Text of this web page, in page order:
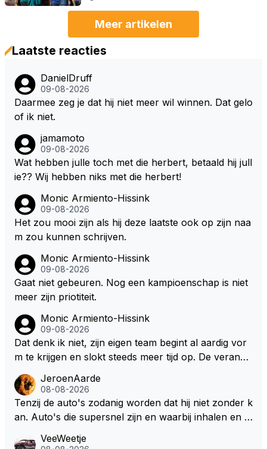
Meer artikelen
Laatste reacties
DanielDruff
09-08-2026
Daarmee zeg je dat hij niet meer wil winnen. Dat gelo
of ik niet.
jamamoto
09-08-2026
Wat hebben julle toch met die herbert, betaald hij jull
ie?? Wij hebben niks met die herbert!
Monic Armiento-Hissink
09-08-2026
Het zou mooi zijn als hij deze laatste ook op zijn naa
m zou kunnen schrijven.
Monic Armiento-Hissink
09-08-2026
Gaat niet gebeuren. Nog een kampioenschap is niet
meer zijn priotiteit.
Monic Armiento-Hissink
09-08-2026
Dat denk ik niet, zijn eigen team begint al aardig vor
m te krijgen en slokt steeds meer tijd op. De verande
en zullen ben ik bang niet het gewenste effect hebb
en. Mocht het wel zo zijn dan zal het 3 jaar zijn, hoo
guit 5 jaar maar echt niet langer. Vergeet niet, hij hee
em meer plezier gebracht dan de F1 op dit moment.
JeroenAarde
08-08-2026
Tenzij de auto's zodanig worden dat hij niet zonder k
an. Auto's die supersnel zijn en waarbij inhalen en v
ronkende motoren en op de grenzen rijden van de
VeeWeetje